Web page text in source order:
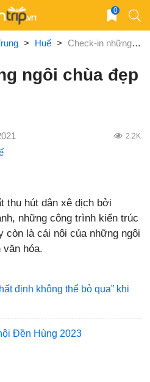
0
> Huế > Check-in những ngôi chùa đẹp nhất xứ Huế
ngôi chùa đẹp
2.2K
thu hút dân xê dịch bởi
những công trình kiến trúc
còn là cái nôi của những ngôi
văn hóa.
định không thể bỏ qua” khi
Đền Hùng 2023